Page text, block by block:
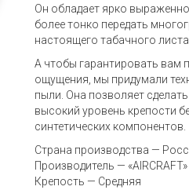
Он обладает ярко
более тонко передать
настоящего табачного листа.
А чтобы гарантировать вам
ощущения, мы придумали
пыли. Она позволяет
высокий уровень крепости
синтетических компонентов.
Страна производства —
Производитель — «AIRCRAFT»
Крепость — Средняя